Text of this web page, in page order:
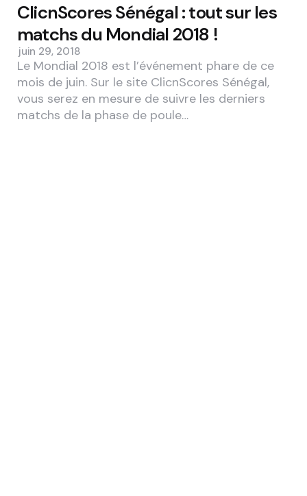
ClicnScores Sénégal : tout sur les
matchs du Mondial 2018 !
juin 29, 2018
Le Mondial 2018 est l’événement phare de ce
mois de juin. Sur le site ClicnScores Sénégal,
vous serez en mesure de suivre les derniers
matchs de la phase de poule…